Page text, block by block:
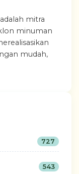
mitra
minuman
mudah,
727
543